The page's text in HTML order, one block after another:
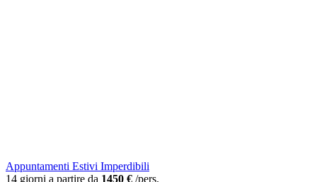
Appuntamenti Estivi Imperdibili
14 giorni a partire da 1450 € /pers.